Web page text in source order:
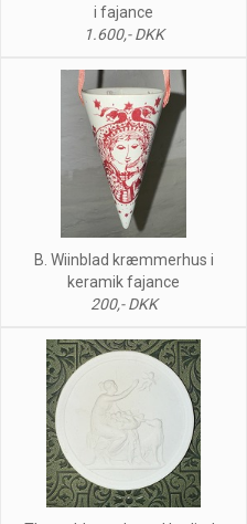
i fajance
1.600,- DKK
B. Wiinblad kræmmerhus i
keramik fajance
200,- DKK